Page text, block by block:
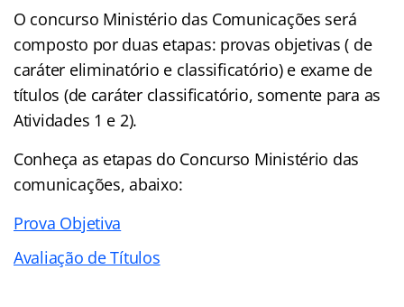
O concurso Ministério das Comunicações será
composto por duas etapas: provas objetivas ( de
caráter eliminatório e classificatório) e exame de
títulos (de caráter classificatório, somente para as
Atividades 1 e 2).
Conheça as etapas do Concurso Ministério das
comunicações, abaixo:
Prova Objetiva
Avaliação de Títulos